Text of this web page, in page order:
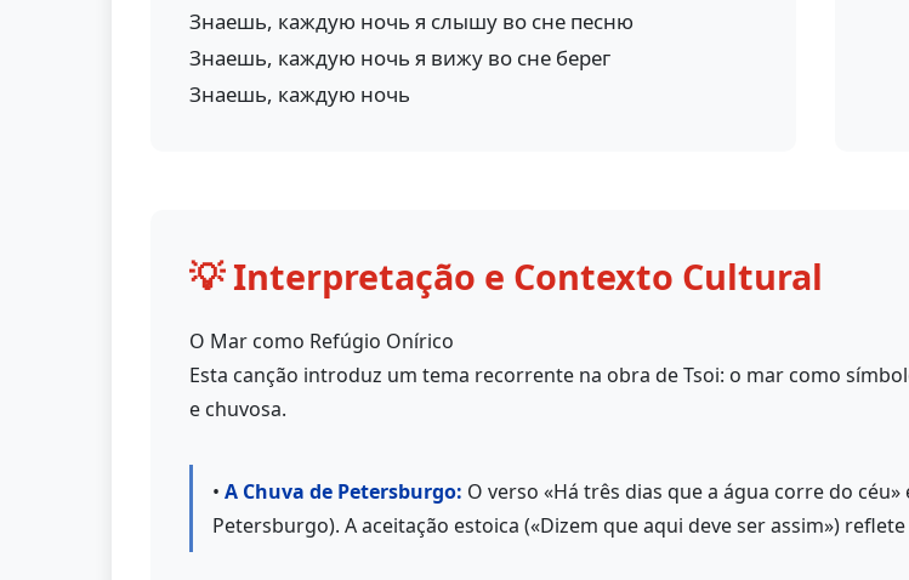
Знаешь, каждую ночь я слышу во сне песню
Знаешь, каждую ночь я вижу во сне берег
Знаешь, каждую ночь
💡 Interpretação e Contexto Cultural
O Mar como Refúgio Onírico
Esta canção introduz um tema recorrente na obra de Tsoi: o mar como
e chuvosa.
• A Chuva de Petersburgo: O verso «Há três dias que a água corre do
Petersburgo). A aceitação estoica («Dizem que aqui deve ser assim»)